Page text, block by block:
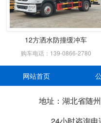
12方洒水防撞缓冲车
购车电话：139-0866-2780
网站首页
地址：湖北省随
24小时咨询